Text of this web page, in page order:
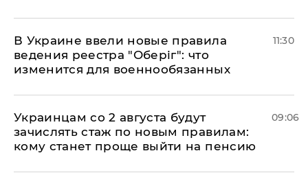
В Украине ввели новые правила
ведения реестра "Оберіг": что
изменится для военнообязанных
11:30
Украинцам со 2 августа будут
зачислять стаж по новым правилам:
кому станет проще выйти на пенсию
09:06